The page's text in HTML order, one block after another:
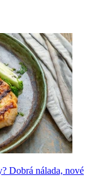
Dobrá nálada, nové